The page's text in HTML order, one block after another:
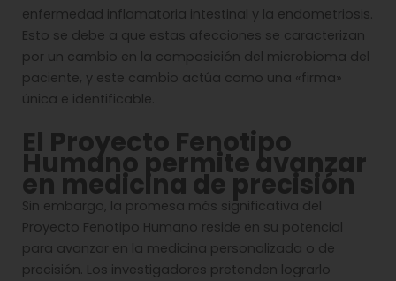
enfermedad inflamatoria intestinal y la endometriosis.
Esto se debe a que estas afecciones se caracterizan
por un cambio en la composición del microbioma del
paciente, y este cambio actúa como una «firma»
única e identificable.
El Proyecto Fenotipo
Humano permite avanzar
en medicina de precisión
Sin embargo, la promesa más significativa del
Proyecto Fenotipo Humano reside en su potencial
para avanzar en la medicina personalizada o de
precisión. Los investigadores pretenden lograrlo